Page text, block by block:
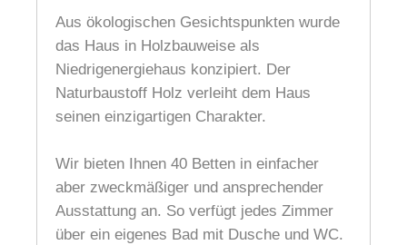
Aus ökologischen Gesichtspunkten wurde
das Haus in Holzbauweise als
Niedrigenergiehaus konzipiert. Der
Naturbaustoff Holz verleiht dem Haus
seinen einzigartigen Charakter.
Wir bieten Ihnen 40 Betten in einfacher
aber zweckmäßiger und ansprechender
Ausstattung an. So verfügt jedes Zimmer
über ein eigenes Bad mit Dusche und WC.